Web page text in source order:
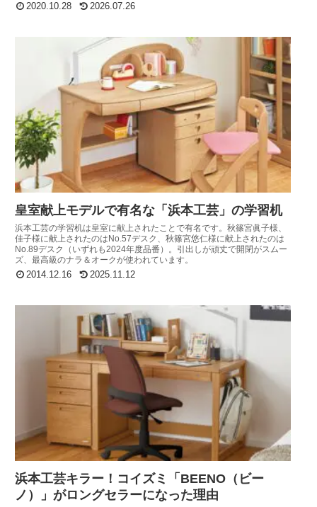
2020.10.28
2026.07.26
皇室献上モデルで有名な「浜本工芸」の学習机
浜本工芸の学習机は皇室に献上されたことで有名です。秋篠宮眞子様、
佳子様に献上されたのはNo.57デスク、秋篠宮悠仁様に献上されたのは
No.89デスク（いずれも2024年度品番）。引出しが頑丈で開閉がスムー
ズ、最高級のナラ＆オークが使われています。
2014.12.16
2025.11.12
浜本工芸キラー！コイズミ「BEENO（ビー
ノ）」がロングセラーになった理由